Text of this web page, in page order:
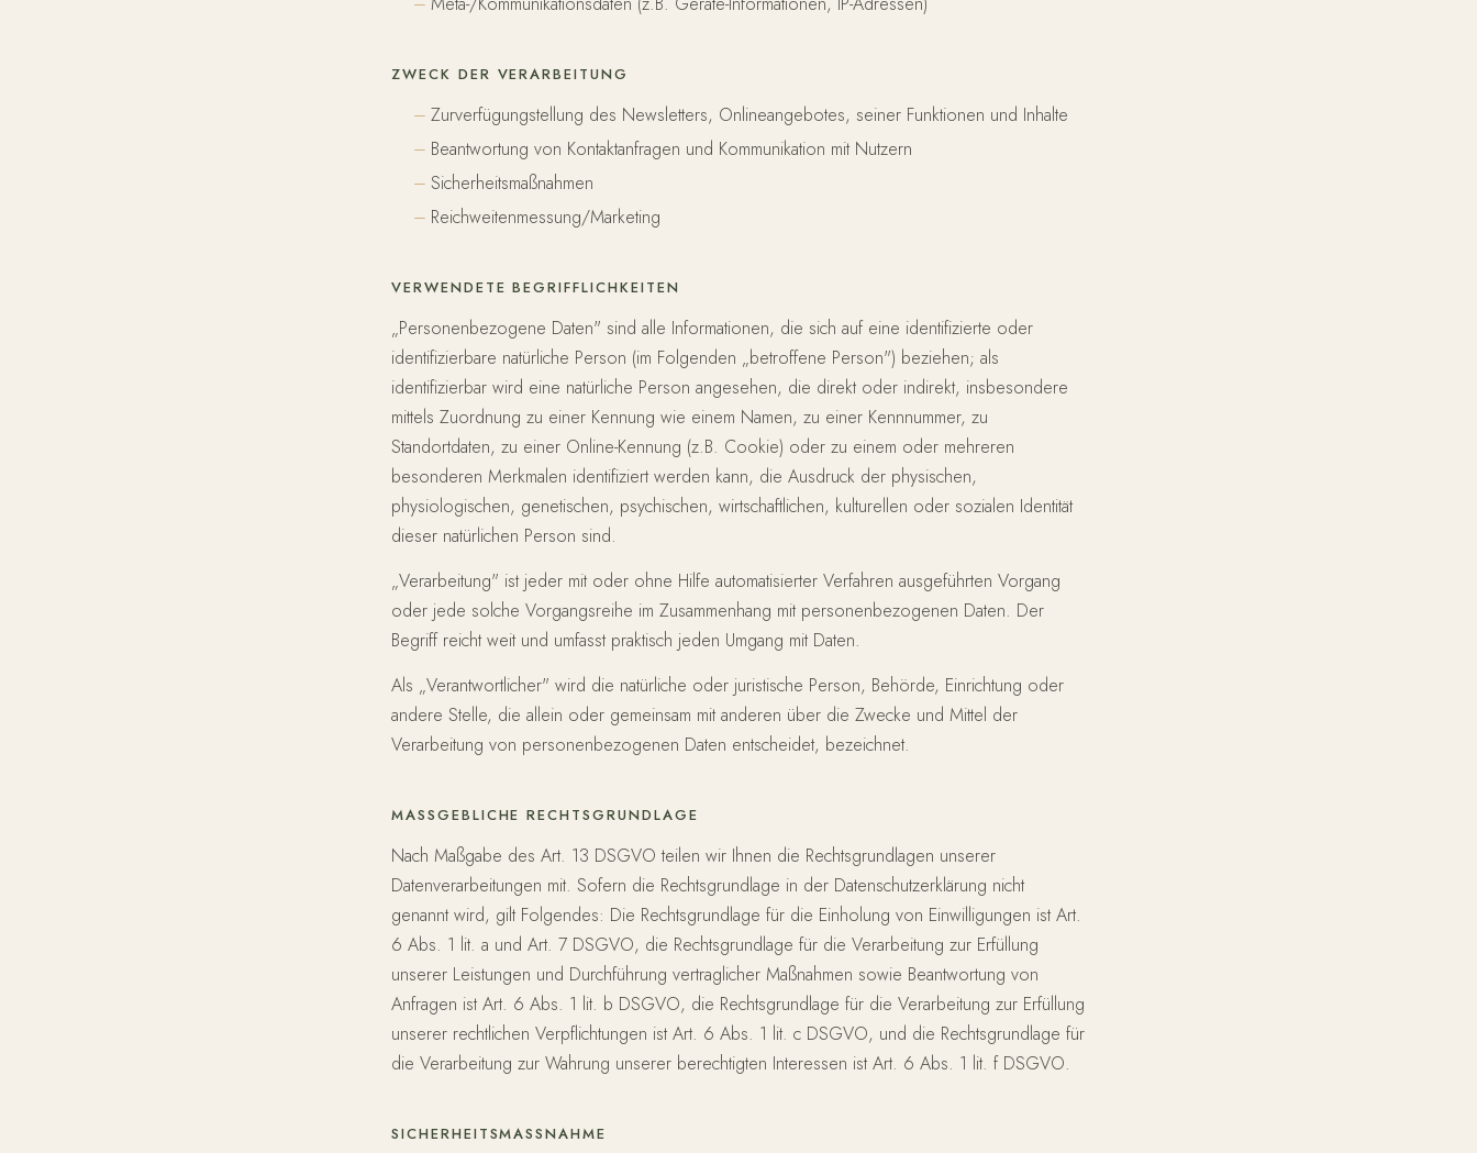
ZWECK DER VERARBEITUNG
Zurverfügungstellung des Newsletters, Onlineangebotes, seiner Funktionen und Inhalte
Beantwortung von Kontaktanfragen und Kommunikation mit Nutzern
Sicherheitsmaßnahmen
Reichweitenmessung/Marketing
VERWENDETE BEGRIFFLICHKEITEN
„Personenbezogene Daten" sind alle Informationen, die sich auf eine identifizierte oder
identifizierbare natürliche Person (im Folgenden „betroffene Person") beziehen; als
identifizierbar wird eine natürliche Person angesehen, die direkt oder indirekt, insbesondere
mittels Zuordnung zu einer Kennung wie einem Namen, zu einer Kennnummer, zu
Standortdaten, zu einer Online-Kennung (z.B. Cookie) oder zu einem oder mehreren
besonderen Merkmalen identifiziert werden kann, die Ausdruck der physischen,
physiologischen, genetischen, psychischen, wirtschaftlichen, kulturellen oder sozialen Identität
dieser natürlichen Person sind.
„Verarbeitung" ist jeder mit oder ohne Hilfe automatisierter Verfahren ausgeführten Vorgang
oder jede solche Vorgangsreihe im Zusammenhang mit personenbezogenen Daten. Der
Begriff reicht weit und umfasst praktisch jeden Umgang mit Daten.
Als „Verantwortlicher" wird die natürliche oder juristische Person, Behörde, Einrichtung oder
andere Stelle, die allein oder gemeinsam mit anderen über die Zwecke und Mittel der
Verarbeitung von personenbezogenen Daten entscheidet, bezeichnet.
MASSGEBLICHE RECHTSGRUNDLAGE
Nach Maßgabe des Art. 13 DSGVO teilen wir Ihnen die Rechtsgrundlagen unserer
Datenverarbeitungen mit. Sofern die Rechtsgrundlage in der Datenschutzerklärung nicht
genannt wird, gilt Folgendes: Die Rechtsgrundlage für die Einholung von Einwilligungen ist Art.
6 Abs. 1 lit. a und Art. 7 DSGVO, die Rechtsgrundlage für die Verarbeitung zur Erfüllung
unserer Leistungen und Durchführung vertraglicher Maßnahmen sowie Beantwortung von
Anfragen ist Art. 6 Abs. 1 lit. b DSGVO, die Rechtsgrundlage für die Verarbeitung zur Erfüllung
unserer rechtlichen Verpflichtungen ist Art. 6 Abs. 1 lit. c DSGVO, und die Rechtsgrundlage für
die Verarbeitung zur Wahrung unserer berechtigten Interessen ist Art. 6 Abs. 1 lit. f DSGVO.
SICHERHEITSMASSNAHME